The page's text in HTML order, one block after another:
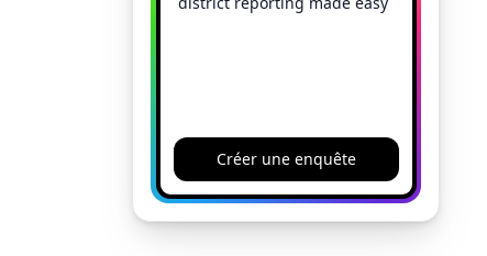
Créer une enquête